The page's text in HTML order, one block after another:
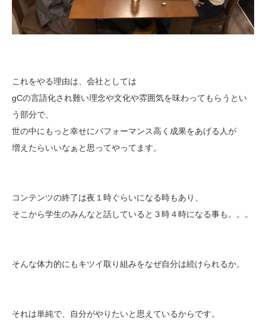
これをやる理由は、会社としては
gCの言語化され難い理念や文化や雰囲気を味わってもらうとい
う部分で、
世の中にもっと幸せにパフォーマンス高く成果をあげる人が
増えたらいいなぁと思ってやってます。
コンテンツの終了は夜１時ぐらいになる時もあり、
そこから学生のみんなと話していると３時４時になる事も。。。
そんな体力的にもキツイ取り組みをなぜ自分は続けられるか。
それは単純で、自分がやりたいと思えているからです。